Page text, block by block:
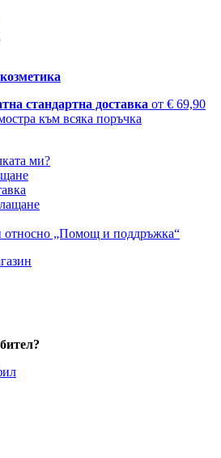
стандартна доставка от € 69,90
към всяка поръчка
ми?
относно „Помощ и поддръжка“